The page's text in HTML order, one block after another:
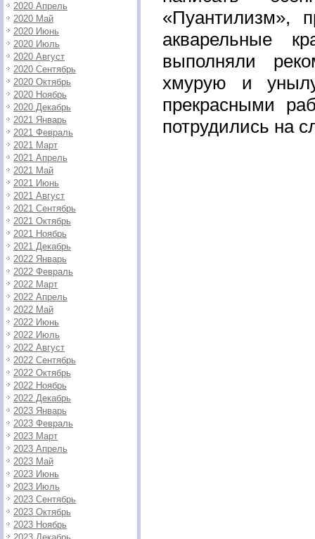
2020 Апрель
2020 Май
2020 Июнь
2020 Июль
2020 Август
2020 Сентябрь
2020 Октябрь
2020 Ноябрь
2020 Декабрь
2021 Январь
2021 Февраль
2021 Март
2021 Апрель
2021 Май
2021 Июнь
2021 Август
2021 Сентябрь
2021 Октябрь
2021 Ноябрь
2021 Декабрь
2022 Январь
2022 Февраль
2022 Март
2022 Апрель
2022 Май
2022 Июнь
2022 Июль
2022 Август
2022 Сентябрь
2022 Октябрь
2022 Ноябрь
2022 Декабрь
2023 Январь
2023 Февраль
2023 Март
2023 Апрель
2023 Май
2023 Июнь
2023 Июль
2023 Сентябрь
2023 Октябрь
2023 Ноябрь
«Пуантилизм»,
акварельные
выполняли
хмурую и
прекрасными
потрудились на